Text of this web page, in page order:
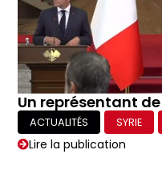
Un représentant
ACTUALITÉS SYRIE
Lire la publication